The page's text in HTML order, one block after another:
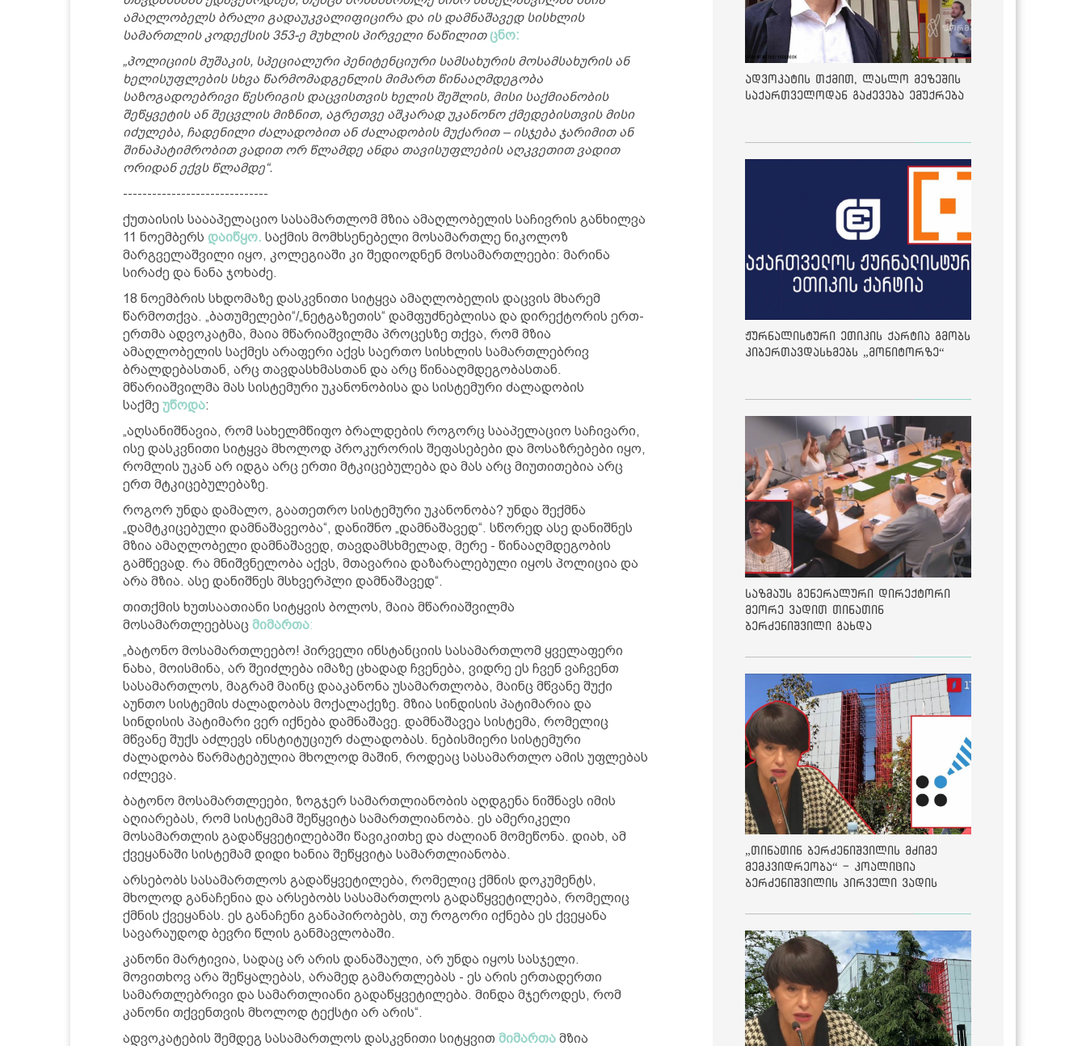
ამაღლობელს ბრალი გადაუკვალიფიცირა და ის დამნაშავედ სისხლის
სამართლის კოდექსის 353-ე მუხლის პირველი ნაწილით ცნო:
„პოლიციის მუშაკის, სპეციალური პენიტენციური სამსახურის მოსამსახურის ან
ხელისუფლების სხვა წარმომადგენლის მიმართ წინააღმდეგობა
საზოგადოებრივი წესრიგის დაცვისთვის ხელის შეშლის, მისი საქმიანობის
შეწყვეტის ან შეცვლის მიზნით, აგრეთვე აშკარად უკანონო ქმედებისთვის მისი
იძულება, ჩადენილი ძალადობით ან ძალადობის მუქარით – ისჯება ჯარიმით ან
შინაპატიმრობით ვადით ორ წლამდე ანდა თავისუფლების აღკვეთით ვადით
ორიდან ექვს წლამდე“.
------------------------------
ქუთაისის საააპელაციო სასამართლომ მზია ამაღლობელის საჩივრის განხილვა
11 ნოემბერს დაიწყო. საქმის მომხსენებელი მოსამართლე ნიკოლოზ
მარგველაშვილი იყო, კოლეგიაში კი შედიოდნენ მოსამართლეები: მარინა
სირაძე და ნანა ჯოხაძე.
18 ნოემბრის სხდომაზე დასკვნითი სიტყვა ამაღლობელის დაცვის მხარემ
წარმოთქვა. „ბათუმელები“/„ნეტგაზეთის“ დამფუძნებლისა და დირექტორის ერთ-
ერთმა ადვოკატმა, მაია მწარიაშვილმა პროცესზე თქვა, რომ მზია
ამაღლობელის საქმეს არაფერი აქვს საერთო სისხლის სამართლებრივ
ბრალდებასთან, არც თავდასხმასთან და არც წინააღმდეგობასთან.
მწარიაშვილმა მას სისტემური უკანონობისა და სისტემური ძალადობის
საქმე უწოდა:
„აღსანიშნავია, რომ სახელმწიფო ბრალდების როგორც სააპელაციო საჩივარი,
ისე დასკვნითი სიტყვა მხოლოდ პროკურორის შეფასებები და მოსაზრებები იყო,
რომლის უკან არ იდგა არც ერთი მტკიცებულება და მას არც მიუთითებია არც
ერთ მტკიცებულებაზე.
როგორ უნდა დამალო, გაათეთრო სისტემური უკანონობა? უნდა შექმნა
„დამტკიცებული დამნაშავეობა“, დანიშნო „დამნაშავედ“. სწორედ ასე დანიშნეს
მზია ამაღლობელი დამნაშავედ, თავდამსხმელად, მერე - წინააღმდეგობის
გამწევად. რა მნიშვნელობა აქვს, მთავარია დაზარალებული იყოს პოლიცია და
არა მზია. ასე დანიშნეს მსხვერპლი დამნაშავედ“.
თითქმის ხუთსაათიანი სიტყვის ბოლოს, მაია მწარიაშვილმა
მოსამართლეებსაც მიმართა:
„ბატონო მოსამართლეებო! პირველი ინსტანციის სასამართლომ ყველაფერი
ნახა, მოისმინა, არ შეიძლება იმაზე ცხადად ჩვენება, ვიდრე ეს ჩვენ ვაჩვენთ
სასამართლოს, მაგრამ მაინც დააკანონა უსამართლობა, მაინც მწვანე შუქი
აუნთო სისტემის ძალადობას მოქალაქეზე. მზია სინდისის პატიმარია და
სინდისის პატიმარი ვერ იქნება დამნაშავე. დამნაშავეა სისტემა, რომელიც
მწვანე შუქს აძლევს ინსტიტუციურ ძალადობას. ნებისმიერი სისტემური
ძალადობა წარმატებულია მხოლოდ მაშინ, როდეაც სასამართლო ამის უფლებას
იძლევა.
ბატონო მოსამართლეები, ზოგჯერ სამართლიანობის აღდგენა ნიშნავს იმის
აღიარებას, რომ სისტემამ შეწყვიტა სამართლიანობა. ეს ამერიკელი
მოსამართლის გადაწყვეტილებაში წავიკითხე და ძალიან მომეწონა. დიახ, ამ
ქვეყანაში სისტემამ დიდი ხანია შეწყვიტა სამართლიანობა.
არსებობს სასამართლოს გადაწყვეტილება, რომელიც ქმნის დოკუმენტს,
მხოლოდ განაჩენია და არსებობს სასამართლოს გადაწყვეტილება, რომელიც
ქმნის ქვეყანას. ეს განაჩენი განაპირობებს, თუ როგორი იქნება ეს ქვეყანა
სავარაუდოდ ბევრი წლის განმავლობაში.
კანონი მარტივია, სადაც არ არის დანაშაული, არ უნდა იყოს სასჯელი.
მოვითხოვ არა შეწყალებას, არამედ გამართლებას - ეს არის ერთადერთი
სამართლებრივი და სამართლიანი გადაწყვეტილება. მინდა მჯეროდეს, რომ
კანონი თქვენთვის მხოლოდ ტექსტი არ არის“.
ადვოკატების შემდეგ სასამართლოს დასკვნითი სიტყვით მიმართა მზია
ადვოკატის თქმით, ლასლო მეზეშის
საქართველოდან გაძევება ემუქრება
ჟურნალისტური ეთიკის ქარტია გმობს
კიბერთავდასხმებს „მონიტორზე“
საზმაუს გენერალური დირექტორი
მეორე ვადით თინათინ
ბერძენიშვილი გახდა
„თინათინ ბერძენიშვილის მძიმე
მემკვიდრეობა“ - კოალიცია
ბერძენიშვილის პირველი ვადის